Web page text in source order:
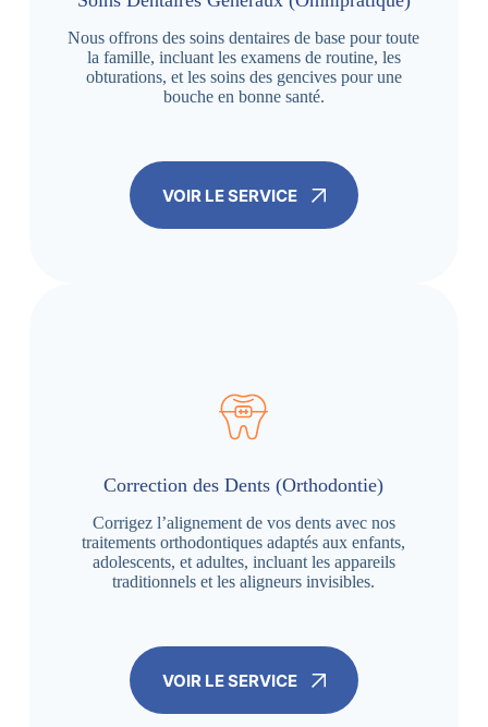
Nous offrons des soins dentaires de base pour toute
la famille, incluant les examens de routine, les
obturations, et les soins des gencives pour une
bouche en bonne santé.
VOIR LE SERVICE
Correction des Dents (Orthodontie)
Corrigez l’alignement de vos dents avec nos
traitements orthodontiques adaptés aux enfants,
adolescents, et adultes, incluant les appareils
traditionnels et les aligneurs invisibles.
VOIR LE SERVICE